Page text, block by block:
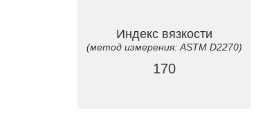
Индекс вязкости
(метод измерения: ASTM D2270)
170